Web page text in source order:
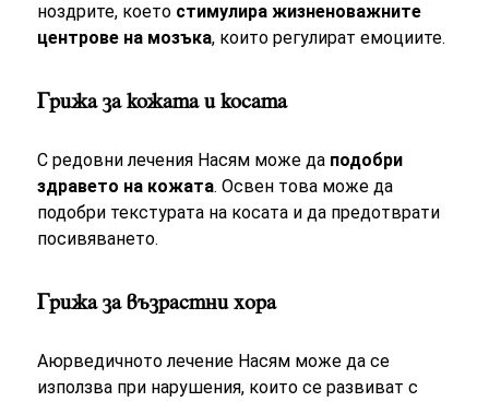
ноздрите, което стимулира жизненоважните
центрове на мозъка, които регулират емоциите.
Грижа за кожата и косата
С редовни лечения Насям може да подобри
здравето на кожата. Освен това може да
подобри текстурата на косата и да предотврати
посивяването.
Грижа за възрастни хора
Аюрведичното лечение Насям може да се
използва при нарушения, които се развиват с